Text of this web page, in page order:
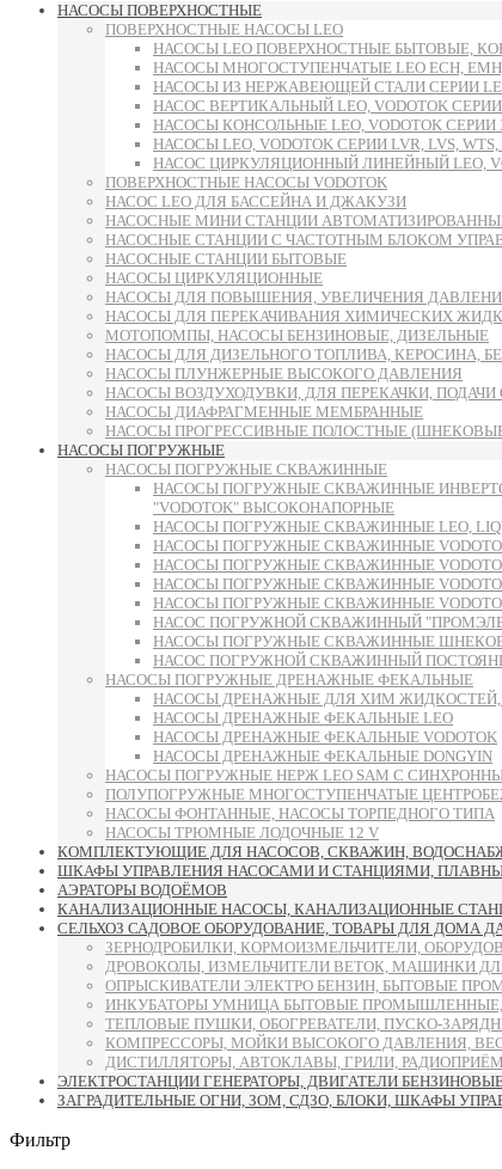
НАСОСЫ ПОВЕРХНОСТНЫЕ
ПОВЕРХНОСТНЫЕ НАСОСЫ LEO
НАСОСЫ LEO ПОВЕРХНОСТНЫЕ БЫТОВЫЕ,
НАСОСЫ МНОГОСТУПЕНЧАТЫЕ LEO ECH,
НАСОСЫ ИЗ НЕРЖАВЕЮЩЕЙ СТАЛИ СЕРИИ LEO
НАСОС ВЕРТИКАЛЬНЫЙ LEO, VODOTOK СЕРИИ
НАСОСЫ КОНСОЛЬНЫЕ LEO, VODOTOK СЕРИИ
НАСОСЫ LEO, VODOTOK СЕРИИ LVR, LVS, WTS,
НАСОС ЦИРКУЛЯЦИОННЫЙ ЛИНЕЙНЫЙ LEO,
ПОВЕРХНОСТНЫЕ НАСОСЫ VODOTOK
НАСОС LEO ДЛЯ БАССЕЙНА И ДЖАКУЗИ
НАСОСНЫЕ МИНИ СТАНЦИИ
НАСОСНЫЕ СТАНЦИИ С ЧАСТОТНЫМ БЛОКОМ
НАСОСНЫЕ СТАНЦИИ БЫТОВЫЕ
НАСОСЫ ЦИРКУЛЯЦИОННЫЕ
НАСОСЫ ДЛЯ ПОВЫШЕНИЯ, УВЕЛИЧЕНИЯ
НАСОСЫ ДЛЯ ПЕРЕКАЧИВАНИЯ ХИМИЧЕСКИХ
МОТОПОМПЫ, НАСОСЫ БЕНЗИНОВЫЕ, ДИЗЕЛЬНЫЕ
НАСОСЫ ДЛЯ ДИЗЕЛЬНОГО ТОПЛИВА, КЕРОСИНА,
НАСОСЫ ПЛУНЖЕРНЫЕ ВЫСОКОГО ДАВЛЕНИЯ
НАСОСЫ ВОЗДУХОДУВКИ, ДЛЯ ПЕРЕКАЧКИ,
НАСОСЫ ДИАФРАГМЕННЫЕ МЕМБРАННЫЕ
НАСОСЫ ПРОГРЕССИВНЫЕ ПОЛОСТНЫЕ
НАСОСЫ ПОГРУЖНЫЕ
НАСОСЫ ПОГРУЖНЫЕ СКВАЖИННЫЕ
НАСОСЫ ПОГРУЖНЫЕ СКВАЖИННЫЕ
"VODOTOK" ВЫСОКОНАПОРНЫЕ
НАСОСЫ ПОГРУЖНЫЕ СКВАЖИННЫЕ LEO,
НАСОСЫ ПОГРУЖНЫЕ СКВАЖИННЫЕ
НАСОСЫ ПОГРУЖНЫЕ СКВАЖИННЫЕ
НАСОСЫ ПОГРУЖНЫЕ СКВАЖИННЫЕ
НАСОСЫ ПОГРУЖНЫЕ СКВАЖИННЫЕ
НАСОС ПОГРУЖНОЙ СКВАЖИННЫЙ
НАСОСЫ ПОГРУЖНЫЕ СКВАЖИННЫЕ
НАСОС ПОГРУЖНОЙ СКВАЖИННЫЙ
НАСОСЫ ПОГРУЖНЫЕ ДРЕНАЖНЫЕ ФЕКАЛЬНЫЕ
НАСОСЫ ДРЕНАЖНЫЕ ДЛЯ ХИМ
НАСОСЫ ДРЕНАЖНЫЕ ФЕКАЛЬНЫЕ LEO
НАСОСЫ ДРЕНАЖНЫЕ ФЕКАЛЬНЫЕ VODOTOK
НАСОСЫ ДРЕНАЖНЫЕ ФЕКАЛЬНЫЕ DONGYIN
НАСОСЫ ПОГРУЖНЫЕ НЕРЖ LEO SAM С
ПОЛУПОГРУЖНЫЕ МНОГОСТУПЕНЧАТЫЕ
НАСОСЫ ФОНТАННЫЕ, НАСОСЫ ТОРПЕДНОГО ТИПА
НАСОСЫ ТРЮМНЫЕ ЛОДОЧНЫЕ 12 V
КОМПЛЕКТУЮЩИЕ ДЛЯ НАСОСОВ, СКВАЖИН,
ШКАФЫ УПРАВЛЕНИЯ НАСОСАМИ И СТАНЦИЯМИ,
АЭРАТОРЫ ВОДОЁМОВ
КАНАЛИЗАЦИОННЫЕ НАСОСЫ, КАНАЛИЗАЦИОННЫЕ
СЕЛЬХОЗ САДОВОЕ ОБОРУДОВАНИЕ, ТОВАРЫ ДЛЯ ДОМА
ЗЕРНОДРОБИЛКИ, КОРМОИЗМЕЛЬЧИТЕЛИ,
ДРОВОКОЛЫ, ИЗМЕЛЬЧИТЕЛИ ВЕТОК, МАШИНКИ
ОПРЫСКИВАТЕЛИ ЭЛЕКТРО БЕНЗИН, БЫТОВЫЕ
ИНКУБАТОРЫ УМНИЦА БЫТОВЫЕ
ТЕПЛОВЫЕ ПУШКИ, ОБОГРЕВАТЕЛИ, ПУСКО-
КОМПРЕССОРЫ, МОЙКИ ВЫСОКОГО ДАВЛЕНИЯ,
ДИСТИЛЛЯТОРЫ, АВТОКЛАВЫ, ГРИЛИ,
ЭЛЕКТРОСТАНЦИИ ГЕНЕРАТОРЫ, ДВИГАТЕЛИ
ЗАГРАДИТЕЛЬНЫЕ ОГНИ, ЗОМ, СДЗО, БЛОКИ, ШКАФЫ
Фильтр